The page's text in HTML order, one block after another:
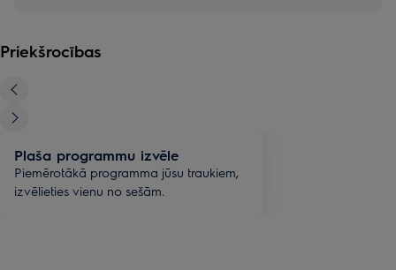
Priekšrocības
Plaša programmu izvēle
Piemērotākā programma jūsu traukiem,
izvēlieties vienu no sešām.